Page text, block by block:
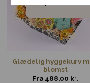
Glædelig hyggekurv
blomst
Fra 488,00 kr.